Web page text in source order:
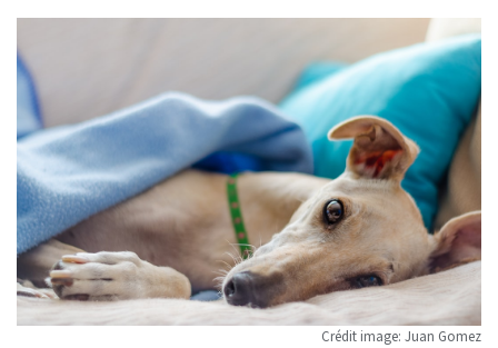
Crédit image: Juan Gomez